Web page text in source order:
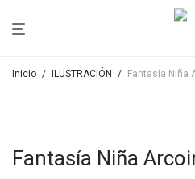
Inicio / ILUSTRACIÓN / Fantasía Niña
Fantasía Niña